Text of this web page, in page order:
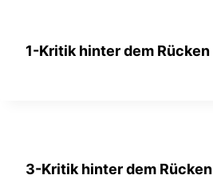
1-Kritik hinter dem Rücken
3-Kritik hinter dem Rücken